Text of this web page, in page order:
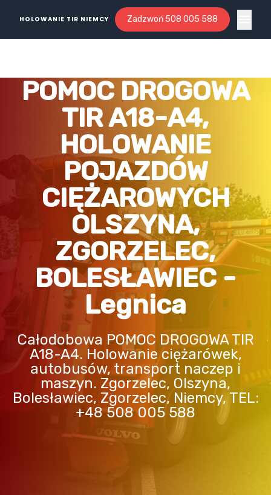
HOLOWANIE TIR NIEMCY Zadzwoń 508 005 588
POMOC DROGOWA
TIR A18-A4,
HOLOWANIE
POJAZDÓW
CIĘŻAROWYCH
OLSZYNA,
ZGORZELEC,
BOLESŁAWIEC -
Legnica
Całodobowa POMOC DROGOWA TIR
A18-A4. Holowanie ciężarówek,
autobusów, transport naczep i
maszyn. Zgorzelec, Olszyna,
Bolesławiec, Zgorzelec, Niemcy, TEL:
+48 508 005 588